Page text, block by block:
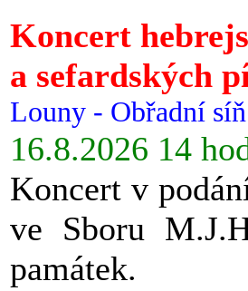
Koncert
a sefardských
Louny - Obřadní
16.8.2026 14
Koncert v
ve Sboru
památek.